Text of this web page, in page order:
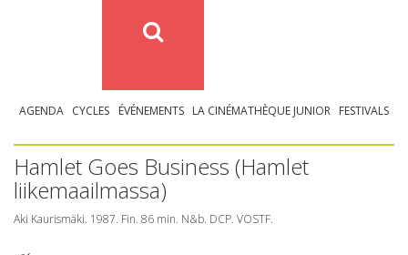
AGENDA CYCLES ÉVÉNEMENTS LA CINÉMATHÈQUE JUNIOR FESTIVALS
Hamlet Goes Business (Hamlet
liikemaailmassa)
Aki Kaurismäki. 1987. Fin. 86 min. N&b. DCP. VOSTF.